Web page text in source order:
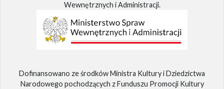
Wewnętrznych i Administracji.
Dofinansowano ze środków Ministra Kultury i Dziedzictwa
Narodowego pochodzących z Funduszu Promocji Kultury